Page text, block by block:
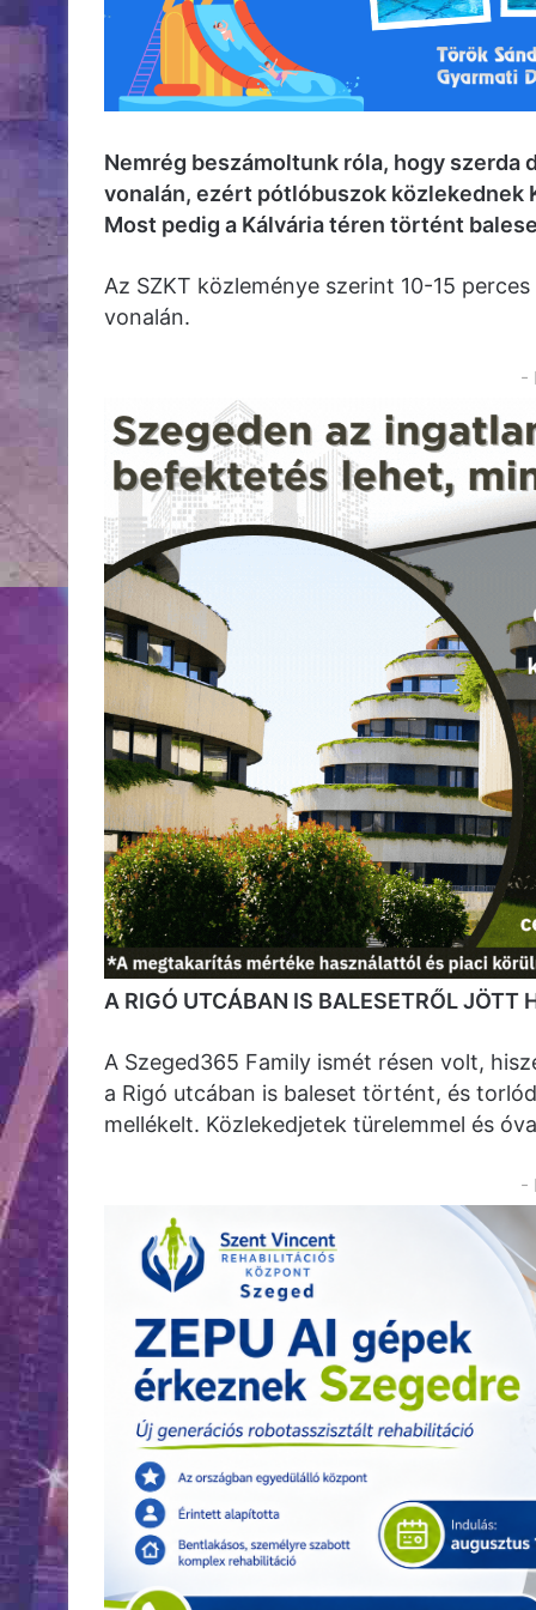
Nemrég beszámoltunk róla, hogy
vonalán, ezért pótlóbuszok közlekednek
Most pedig a Kálvária téren történt
Az SZKT közleménye szerint 10-15
vonalán.
-
A RIGÓ UTCÁBAN IS BALESETRŐL JÖTT
A Szeged365 Family ismét résen volt,
a Rigó utcában is baleset történt, és
mellékelt. Közlekedjetek türelemmel és
-